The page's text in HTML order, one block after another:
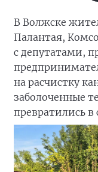
В Волжске
Палантая,
с депутатами,
на расчистку
заболоченные
превратились